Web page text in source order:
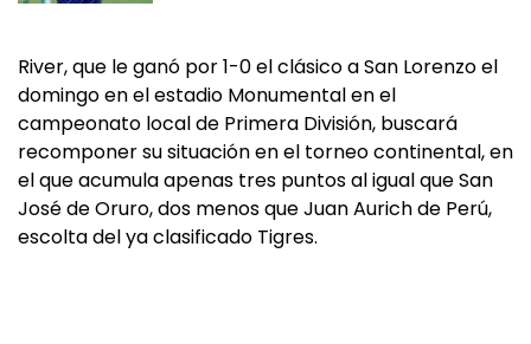
River, que le ganó por 1-0 el clásico a San Lorenzo el
domingo en el estadio Monumental en el
campeonato local de Primera División, buscará
recomponer su situación en el torneo continental, en
el que acumula apenas tres puntos al igual que San
José de Oruro, dos menos que Juan Aurich de Perú,
escolta del ya clasificado Tigres.